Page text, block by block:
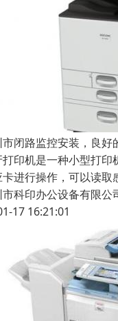
闭路监控安装，良好
印机是一种小型打
进行操作，可以读
科印办公设备有限公
17 16:21:01